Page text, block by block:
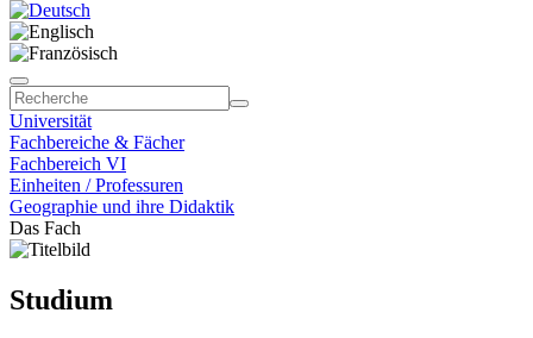
Universität
Fachbereiche & Fächer
Fachbereich VI
Einheiten / Professuren
Geographie und ihre Didaktik
Das Fach
Studium